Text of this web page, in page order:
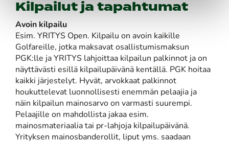
Kilpailut ja tapahtumat
Avoin kilpailu
Esim. YRITYS Open. Kilpailu on avoin kaikille
Golfareille, jotka maksavat osallistumismaksun
PGK:lle ja YRITYS lahjoittaa kilpailun palkinnot ja on
näyttävästi esillä kilpailupäivänä kentällä. PGK hoitaa
kaikki järjestelyt. Hyvät, arvokkaat palkinnot
houkuttelevat luonnollisesti enemmän pelaajia ja
näin kilpailun mainosarvo on varmasti suurempi.
Pelaajille on mahdollista jakaa esim.
mainosmateriaalia tai pr-lahjoja kilpailupäivänä.
Yrityksen mainosbanderollit, liput yms. saadaan